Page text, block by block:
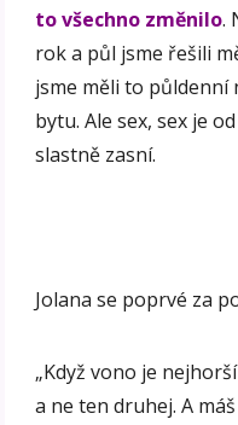
to všechno změnilo.
rok a půl jsme řešili
jsme měli to
bytu. Ale sex, sex je
slastně zasní.
Jolana se poprvé za
„Když vono je
a ne ten druhej. A